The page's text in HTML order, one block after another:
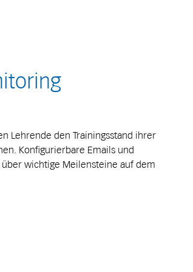
Lehrende den Trainingsstand ihrer
Konfigurierbare Emails und
wichtige Meilensteine auf dem